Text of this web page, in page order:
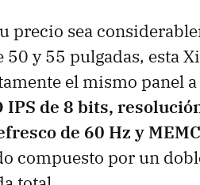
precio sea
50 y 55 pulgadas, esta
el mismo panel
IPS de 8 bits,
de 60 Hz y MEMC
compuesto por un